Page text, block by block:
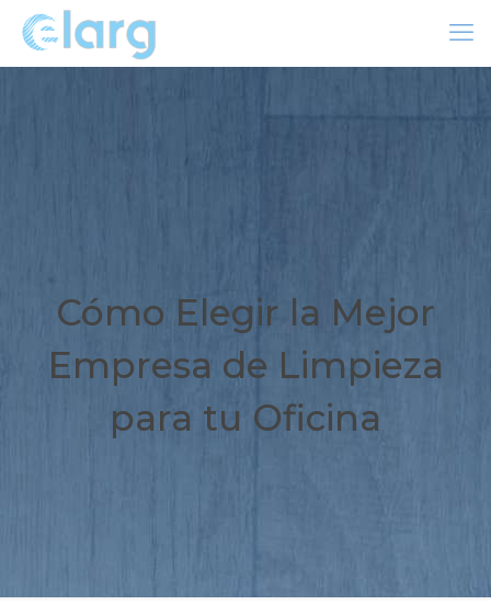
Cómo Elegir la Mejor
Empresa de Limpieza
para tu Oficina